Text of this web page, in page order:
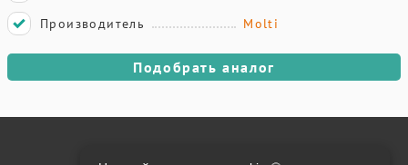
Производитель
Molti
Подобрать аналог
Онлайн оплата на сайте: